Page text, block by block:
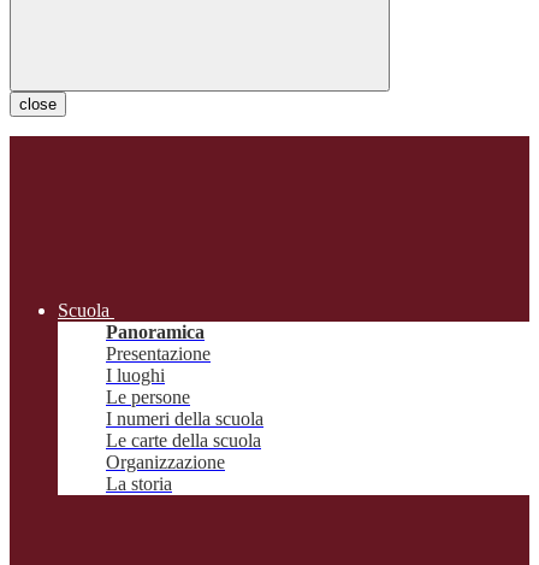
close
Scuola
Panoramica
Presentazione
I luoghi
Le persone
I numeri della scuola
Le carte della scuola
Organizzazione
La storia